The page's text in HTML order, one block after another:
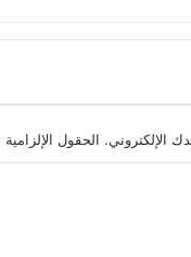
الإلكتروني. الحقول الإلزامية